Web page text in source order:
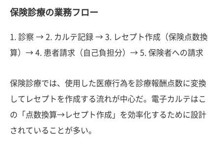
保険診療の業務フロー
1. 診察 → 2. カルテ記録 → 3. レセプト作成（保険点数換
算）→ 4. 患者請求（自己負担分）→ 5. 保険者への請求
保険診療では、使用した医療行為を診療報酬点数に変換
してレセプトを作成する流れが中心だ。電子カルテはこ
の「点数換算→レセプト作成」を効率化するために設計
されていることが多い。